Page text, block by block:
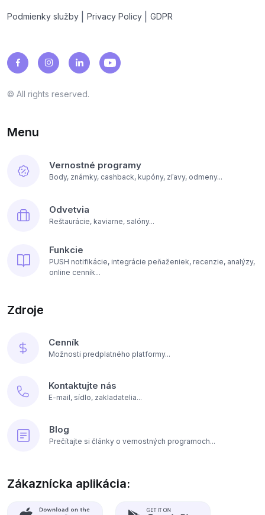
Podmienky služby Privacy Policy GDPR
© All rights reserved.
Menu
Vernostné programy
Body, známky, cashback, kupóny, zľavy, odmeny...
Odvetvia
Reštaurácie, kaviarne, salóny...
Funkcie
PUSH notifikácie, integrácie peňaženiek, recenzie, analýzy,
online cenník...
Zdroje
Cenník
Možnosti predplatného platformy...
Kontaktujte nás
E-mail, sídlo, zakladatelia...
Blog
Prečítajte si články o vernostných programoch...
Zákaznícka aplikácia: